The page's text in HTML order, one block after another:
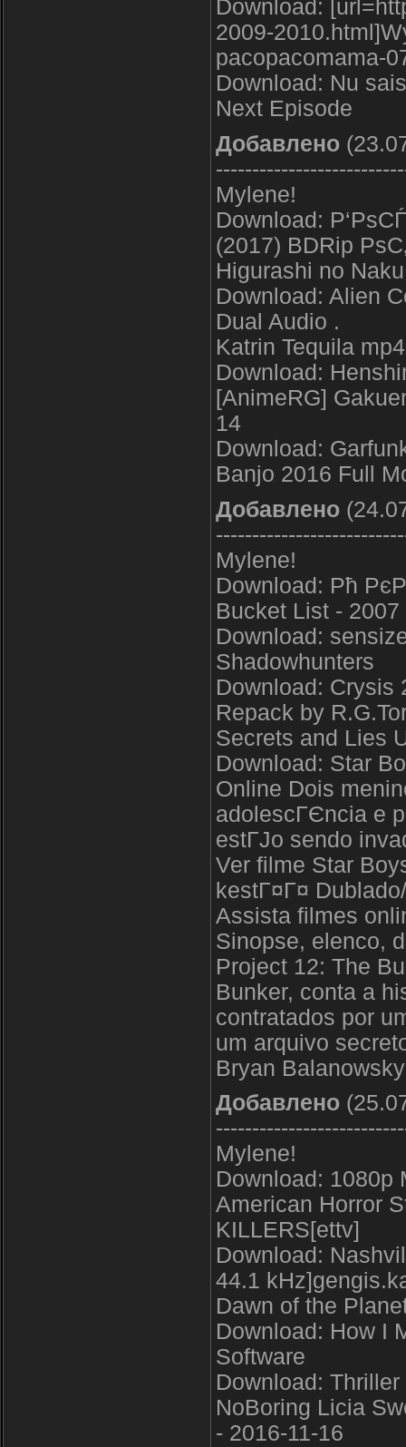
Download:
2009-
pacopacomama-
Download: Nu
Next Episode
Добавлено
Mylene!
Download:
(2017) BDRip
Higurashi no
Download: Alien
Dual Audio .
Katrin Tequila mp4
Download:
[AnimeRG]
14
Download:
Banjo 2016 Full
Добавлено
Mylene!
Download: Рћ
Bucket List -
Download:
Shadowhunters
Download: Crysis
Repack by
Secrets and Lies
Download: Star
Online Dois
adolescГЄncia e
estГЈo sendo
Ver filme Star
kestГ¤Г¤
Assista filmes
Sinopse, elenco,
Project 12: The
Bunker, conta a
contratados por
um arquivo
Bryan
Добавлено
Mylene!
Download: 1080p
American Horror
KILLERS[ettv]
Download:
44.1
Dawn of the
Download: How I
Software
Download: Thriller
NoBoring Licia
- 2016-11-16